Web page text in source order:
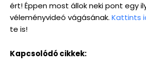
ért! Éppen most állok neki pont egy
véleményvideó vágásának. Kattints
te is!
Kapcsolódó cikkek: